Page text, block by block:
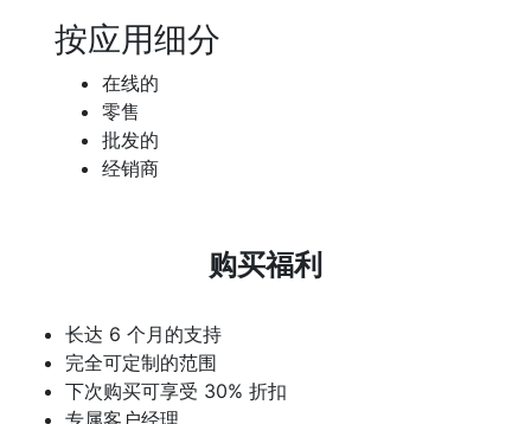
按应用细分
在线的
零售
批发的
经销商
购买福利
长达 6 个月的支持
完全可定制的范围
下次购买可享受 30% 折扣
专属客户经理